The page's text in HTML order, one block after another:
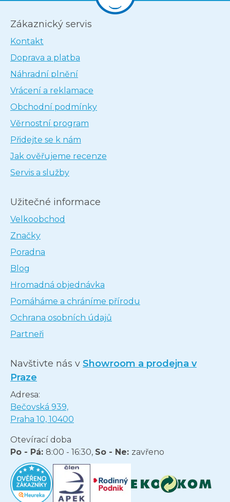
Zákaznický servis
Kontakt
Doprava a platba
Náhradní plnění
Vrácení a reklamace
Obchodní podmínky
Věrnostní program
Přidejte se k nám
Jak ověřujeme recenze
Servis a služby
Užitečné informace
Velkoobchod
Značky
Poradna
Blog
Hromadná objednávka
Pomáháme a chráníme přírodu
Ochrana osobních údajů
Partneři
Navštivte nás v Showroom a prodejna v
Praze
Adresa:
Bečovská 939,
Praha 10, 10400
Otevírací doba
Po - Pá: 8:00 - 16:30, So - Ne: zavřeno